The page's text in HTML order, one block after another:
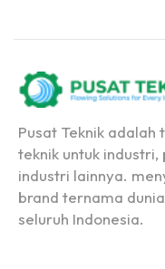
Pusat Teknik
teknik untuk
industri lainnya.
brand ternama
seluruh Indonesia.